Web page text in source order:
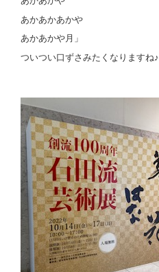
あかあかあかや
あかあかや月」
ついつい口ずさみたくなりますね♪